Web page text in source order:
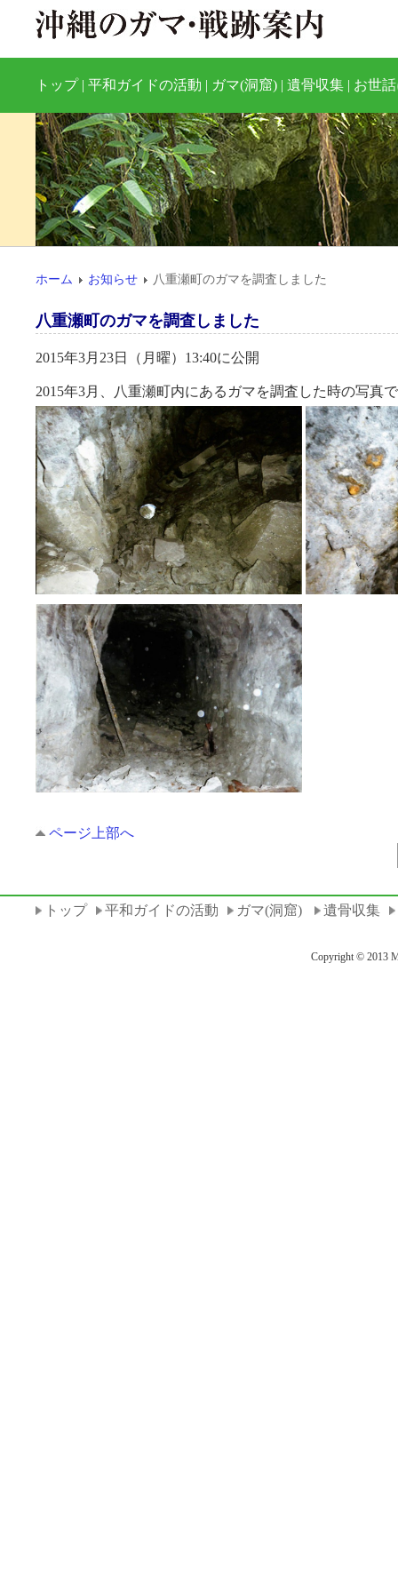
トップ| 平和ガイドの活動 | ガマ(洞窟) | 遺骨収集 | お世
ホーム お知らせ 八重瀬町のガマを調査しました
八重瀬町のガマを調査しました
2015年3月23日（月曜）13:40に公開
2015年3月、八重瀬町内にあるガマを調査した時の写真
ページ上部へ
トップ 平和ガイドの活動 ガマ(洞窟) 遺骨収集
Copyright © 2013